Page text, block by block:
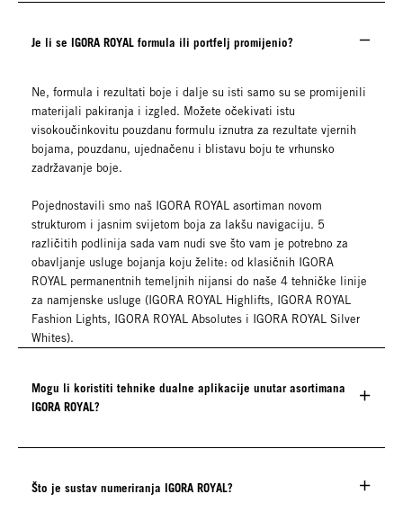
Je li se IGORA ROYAL formula ili portfelj promijenio?
Ne, formula i rezultati boje i dalje su isti samo su se promijenili
materijali pakiranja i izgled. Možete očekivati istu
visokoučinkovitu pouzdanu formulu iznutra za rezultate vjernih
bojama, pouzdanu, ujednačenu i blistavu boju te vrhunsko
zadržavanje boje.
Pojednostavili smo naš IGORA ROYAL asortiman novom
strukturom i jasnim svijetom boja za lakšu navigaciju. 5
različitih podlinija sada vam nudi sve što vam je potrebno za
obavljanje usluge bojanja koju želite: od klasičnih IGORA
ROYAL permanentnih temeljnih nijansi do naše 4 tehničke linije
za namjenske usluge (IGORA ROYAL Highlifts, IGORA ROYAL
Fashion Lights, IGORA ROYAL Absolutes i IGORA ROYAL Silver
Whites).
Mogu li koristiti tehnike dualne aplikacije unutar asortimana
IGORA ROYAL?
Što je sustav numeriranja IGORA ROYAL?